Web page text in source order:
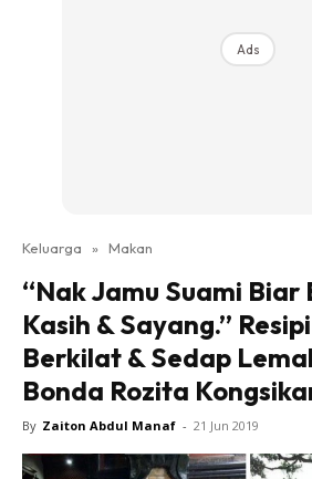
Ads
Keluarga » Makan
“Nak Jamu Suami
Kasih & Sayang.”
Berkilat & Sedap
Bonda Rozita
By Zaiton Abdul Manaf - 21 Jun 2019